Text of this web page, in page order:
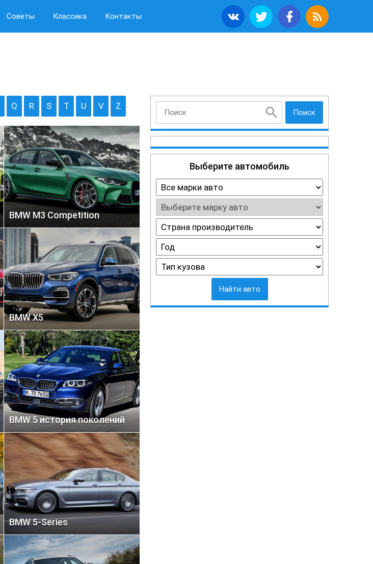
Советы Классика Контакты
Q R S T U V Z
BMW M3 Competition
BMW X5
BMW 5 история поколений
BMW 5-Series
Поиск
Выберите автомобиль
Найти авто